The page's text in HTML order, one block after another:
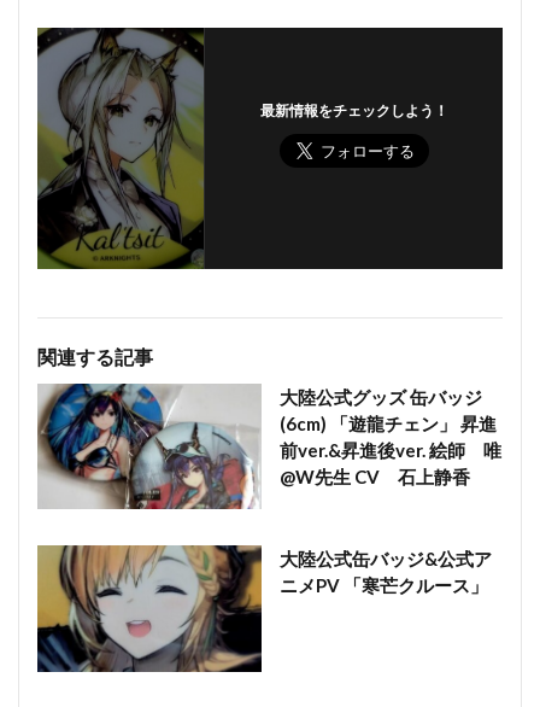
最新情報をチェックしよう！
関連する記事
大陸公式グッズ 缶バッジ
(6cm) 「遊龍チェン」 昇進
前ver.&昇進後ver. 絵師 唯
@W先生 CV 石上静香
大陸公式缶バッジ&公式ア
ニメPV 「寒芒クルース」